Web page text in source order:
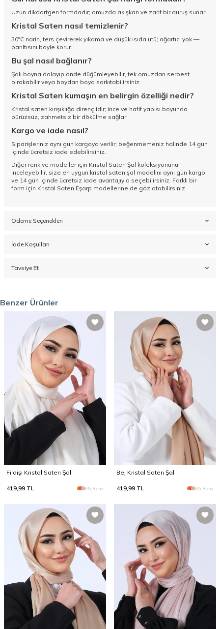
Uzun dikdörtgen formdadır; omuzda akışkan ve zarif bir duruş sunar.
Kristal Saten nasıl temizlenir?
30°C narin, ters çevirerek yıkama ve düşük ısıda ütü; ağartıcı yok —
parıltısını böyle korur.
Bu şal nasıl bağlanır?
Şalı boyna dolayıp önde düğümleyebilir, tek omuzdan serbest
bırakabilir veya boydan boya sarkıtabilirsiniz.
Kristal Saten kumaşın en belirgin özelliği nedir?
Kristal saten kırışıklığa dirençlidir; ince ve hafif yapısı boyunda
pürüzsüz, zahmetsiz bir dökülme sağlar.
Kargo ve iade nasıl?
Siparişleriniz aynı gün kargoya verilir; beğenmemeniz halinde 14 gün
içinde ücretsiz iade edebilirsiniz.
Diğer renk ve modeller için Kristal Saten Şal koleksiyonunu
inceleyebilir, size en uygun kristal saten şal modelini aynı gün kargo
ve 14 gün içinde ücretsiz iade avantajıyla seçebilirsiniz. Farklı bir
form için Kristal Saten Eşarp modellerine de göz atabilirsiniz.
Ödeme Seçenekleri
İade Koşulları
Tavsiye Et
Benzer Ürünler
Fildişi Kristal Saten Şal
419,99 TL 65 Renk
Bej Kristal Saten Şal
419,99 TL 65 Renk